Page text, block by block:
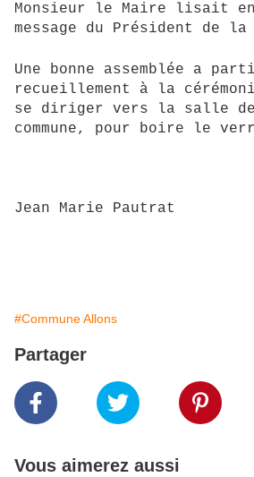
Monsieur le Maire lisait
message du Président de la
Une bonne assemblée a
recueillement à la
se diriger vers la salle
commune, pour boire le
Jean Marie Pautrat
#Commune Allons
Partager
Vous aimerez aussi